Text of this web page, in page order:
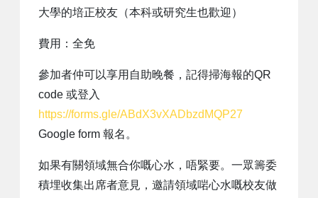
大學的培正校友（本科或研究生也歡迎）
費用：全免
參加者仲可以享用自助晚餐，記得掃海報的QR
code 或登入
https://forms.gle/ABdX3vXADbzdMQP27
Google form 報名。
如果有關領域無合你嘅心水，唔緊要。一眾籌委
積埋收集出席者意見，邀請領域啱心水嘅校友做